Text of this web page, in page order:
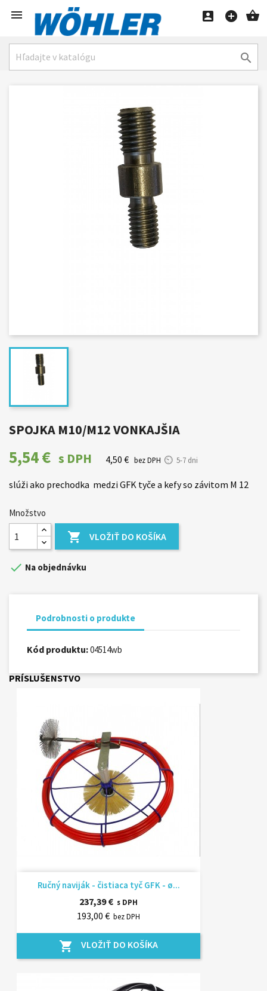
 
 

SPOJKA M10/M12 VONKAJŠIA
5,54 € s DPH 4,50 € bez DPH 5-7 dni
slúži ako prechodka medzi GFK tyče a kefy so závitom M 12
Množstvo
 VLOŽIŤ DO KOŠÍKA
 Na objednávku
Podrobnosti o produkte
Kód produktu:04514wb
PRÍSLUŠENSTVO
Ručný naviják - čistiaca tyč GFK - ø...
237,39 € s DPH
193,00 € bez DPH
shopping_cart VLOŽIŤ DO KOŠÍKA